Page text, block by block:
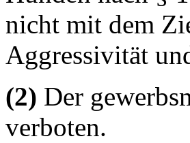
nicht mit dem
Aggressivität
(2) Der
verboten.